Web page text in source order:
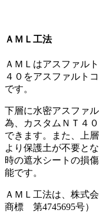
ＡＭＬ工法
ＡＭＬはアスファル
４０をアスファルト
です。
下層に水密アスファ
為、カスタムＮＴ４
できます。また、上
より保護土が不要と
時の遮水シートの損
能です。
ＡＭＬ工法は、株式
商標 第4745695号）